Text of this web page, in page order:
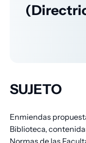
SUJETO
Enmiendas
Biblioteca,